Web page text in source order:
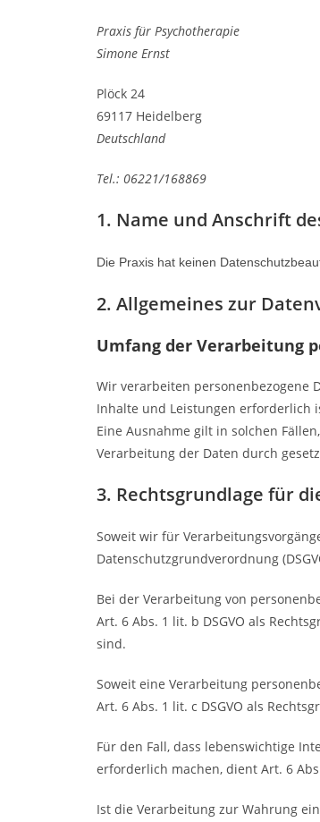
Praxis für Psychotherapie
Simone Ernst
Plöck 24
69117 Heidelberg
Deutschland
Tel.: 06221/168869
1. Name und Anschrift
Die Praxis hat keinen
2. Allgemeines zur
Umfang der Verarbeitung
Wir verarbeiten personenbezogene
Inhalte und Leistungen erforderlich
Eine Ausnahme gilt in solchen
Verarbeitung der Daten durch
3. Rechtsgrundlage für
Soweit wir für
Datenschutzgrundverordnung
Bei der Verarbeitung von
Art. 6 Abs. 1 lit. b DSGVO als
sind.
Soweit eine Verarbeitung
Art. 6 Abs. 1 lit. c DSGVO als
Für den Fall, dass lebenswichtige
erforderlich machen, dient Art. 6
Ist die Verarbeitung zur Wahrung